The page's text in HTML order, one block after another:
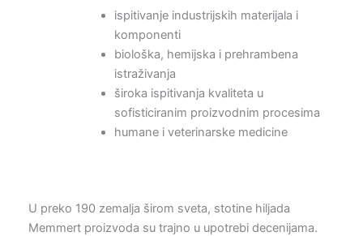
ispitivanje industrijskih materijala i
komponenti
biološka, hemijska i prehrambena
istraživanja
široka ispitivanja kvaliteta u
sofisticiranim proizvodnim procesima
humane i veterinarske medicine
U preko 190 zemalja širom sveta, stotine hiljada
Memmert proizvoda su trajno u upotrebi decenijama.